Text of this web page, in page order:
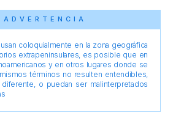
ADVERTENCIA
coloquialmente en la zona geográfica
extrapeninsulares, es posible que en
y en otros lugares donde se
términos no resulten entendibles,
o puedan ser malinterpretados